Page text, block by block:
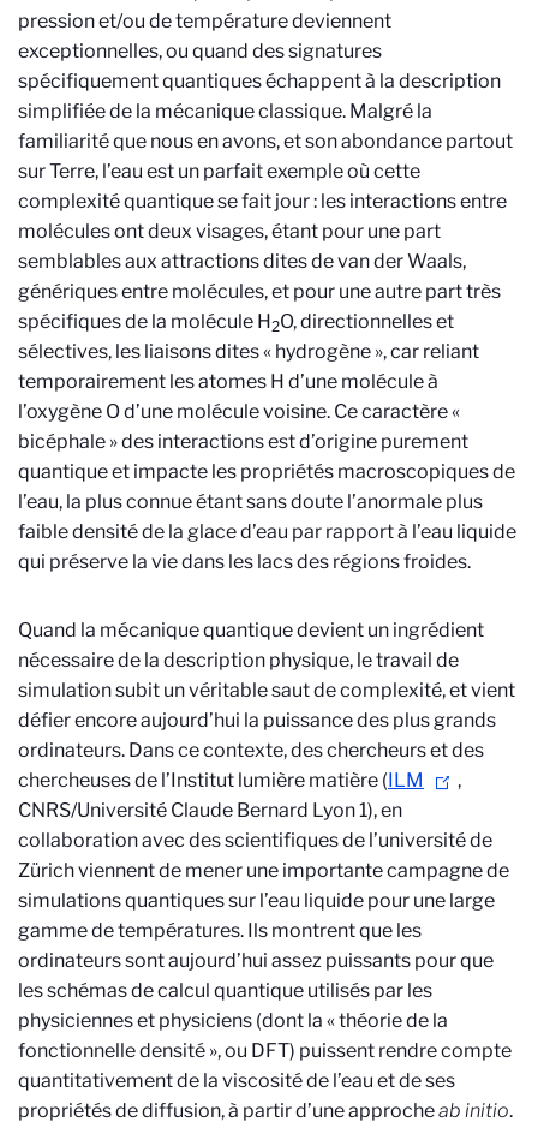
pression et/ou de température deviennent
exceptionnelles, ou quand des signatures
spécifiquement quantiques échappent à la description
simplifiée de la mécanique classique. Malgré la
familiarité que nous en avons, et son abondance partout
sur Terre, l’eau est un parfait exemple où cette
complexité quantique se fait jour : les interactions entre
molécules ont deux visages, étant pour une part
semblables aux attractions dites de van der Waals,
génériques entre molécules, et pour une autre part très
spécifiques de la molécule H2O, directionnelles et
sélectives, les liaisons dites « hydrogène », car reliant
temporairement les atomes H d’une molécule à
l’oxygène O d’une molécule voisine. Ce caractère «
bicéphale » des interactions est d’origine purement
quantique et impacte les propriétés macroscopiques de
l’eau, la plus connue étant sans doute l’anormale plus
faible densité de la glace d’eau par rapport à l’eau liquide
qui préserve la vie dans les lacs des régions froides.
Quand la mécanique quantique devient un ingrédient
nécessaire de la description physique, le travail de
simulation subit un véritable saut de complexité, et vient
défier encore aujourd’hui la puissance des plus grands
ordinateurs. Dans ce contexte, des chercheurs et des
chercheuses de l’Institut lumière matière (ILM
,
CNRS/Université Claude Bernard Lyon 1), en
collaboration avec des scientifiques de l’université de
Zürich viennent de mener une importante campagne de
simulations quantiques sur l’eau liquide pour une large
gamme de températures. Ils montrent que les
ordinateurs sont aujourd’hui assez puissants pour que
les schémas de calcul quantique utilisés par les
physiciennes et physiciens (dont la « théorie de la
fonctionnelle densité », ou DFT) puissent rendre compte
quantitativement de la viscosité de l’eau et de ses
propriétés de diffusion, à partir d’une approcheab initio.